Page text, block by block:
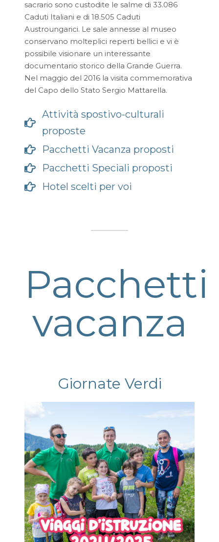
sacrario sono custodite le salme di 33.086
Caduti Italiani e di 18.505 Caduti
Austroungarici. Le sale annesse al museo
conservano molteplici reperti bellici e vi è
possibile visionare un interessante
documentario storico della Grande Guerra.
Nel maggio del 2016 la visita commemorativa
del Capo dello Stato Sergio Mattarella.
Attività spostivo-culturali
proposte
Pacchetti Vacanza proposti
Pacchetti Speciali proposti
Hotel scelti per voi
Pacchetti
vacanza
Giornate Verdi